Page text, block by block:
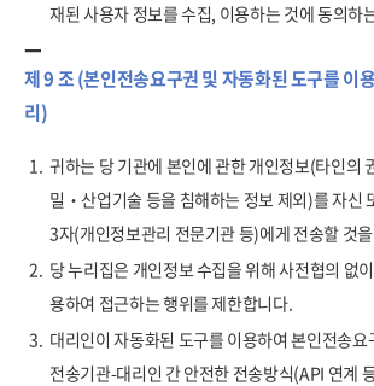
재된 사용자 정보를 수집, 이용하는 것에 동의하
제 9 조 (본인전송요구권 및 자동화된 도구를 이
리)
1. 귀하는 당 기관에 본인에 관한 개인정보(타인의
밀‧산업기술 등을 침해하는 정보 제외)를 자신
3자(개인정보관리 전문기관 등)에게 전송할 것
2. 당 누리집은 개인정보 수집을 위해 사전협의 없
용하여 접근하는 행위를 제한합니다.
3. 대리인이 자동화된 도구를 이용하여 본인전송
전송기관-대리인 간 안전한 전송방식(API 연계